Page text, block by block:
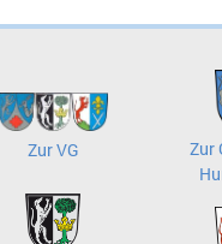
Zur VG
Zur